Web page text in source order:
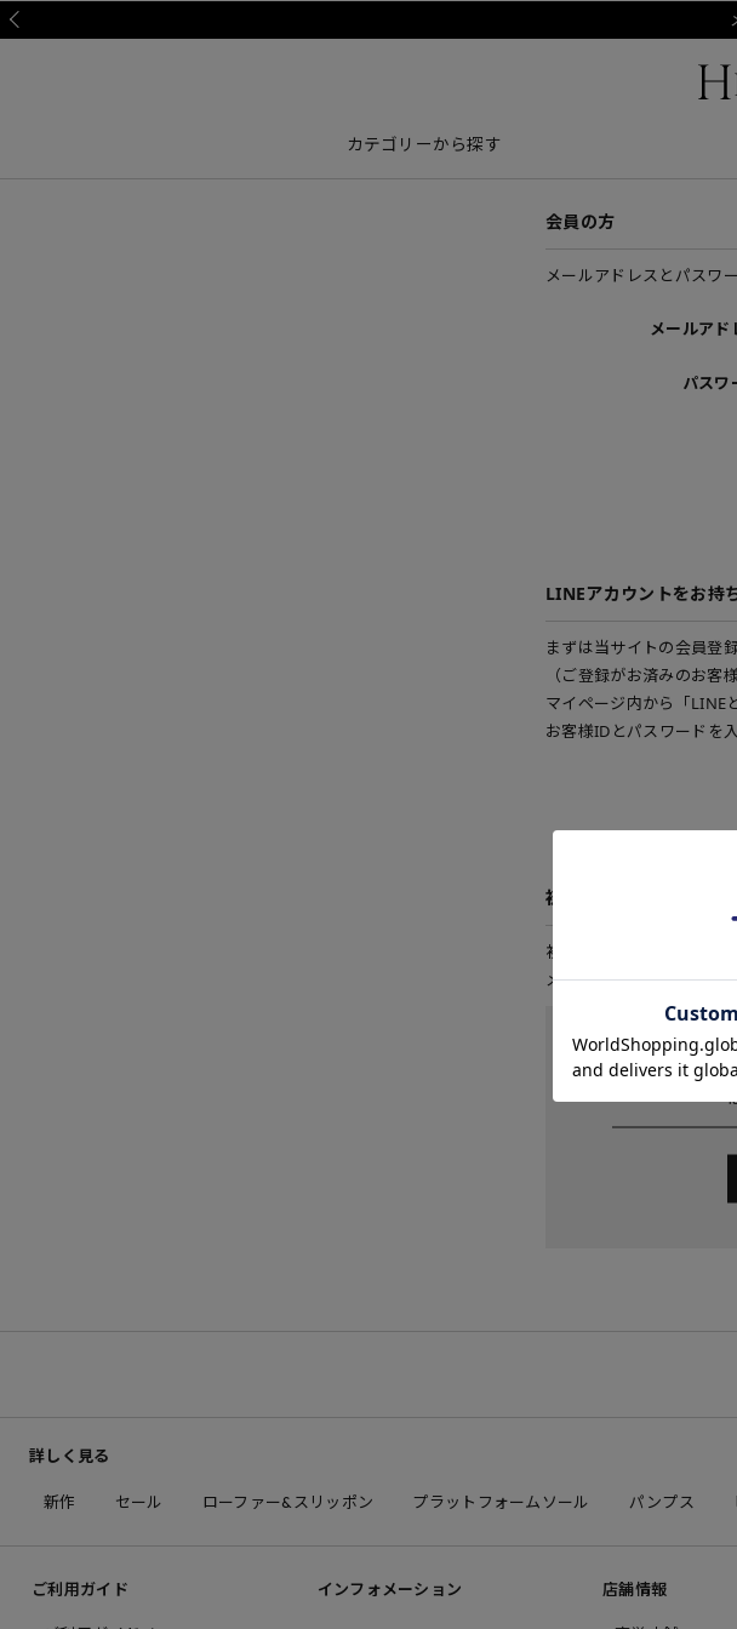
カテゴリーから探す
会員の方
メールアドレスとパスワ
メールアド
パスワ
LINEアカウントをお持
まずは当サイトの会員登
（ご登録がお済みのお客
マイページ内から「LINE
お客様IDとパスワードを
初めてご利用の方
初めてご利用のお客様は
メールアドレスとパスワ
詳しく見る
新作 セール ローファー&スリッポン プラットフォームソール パンプス
ご利用ガイド インフォメーション 店舗情報